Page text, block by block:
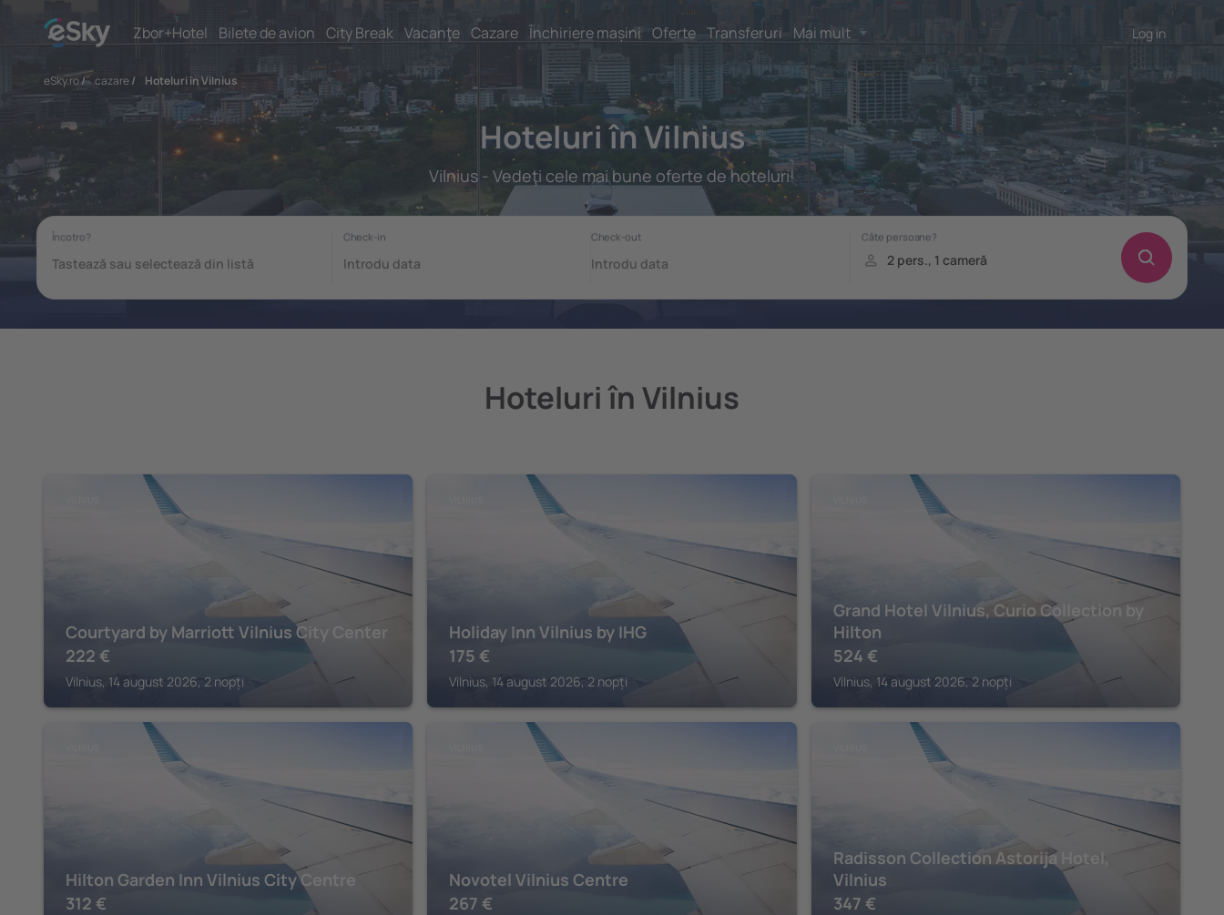
Zbor+Hotel Bilete de avion City Break Vacanţe Cazare Închiriere mașini Oferte Transferuri Mai mult Log in
eSky.ro/ cazare/ Hoteluri în Vilnius
Hoteluri în Vilnius
Vilnius - Vedeţi cele mai bune oferte de hoteluri!
Hoteluri în Vilnius
Courtyard by Marriott Vilnius City Center
222 €
Vilnius, 14 august 2026, 2 nopți
Holiday Inn Vilnius by IHG
175 €
Vilnius, 14 august 2026, 2 nopți
Grand Hotel Vilnius, Curio Collection by
Hilton
524 €
Vilnius, 14 august 2026, 2 nopți
Hilton Garden Inn Vilnius City Centre
312 €
Novotel Vilnius Centre
267 €
Radisson Collection Astorija Hotel,
Vilnius
347 €